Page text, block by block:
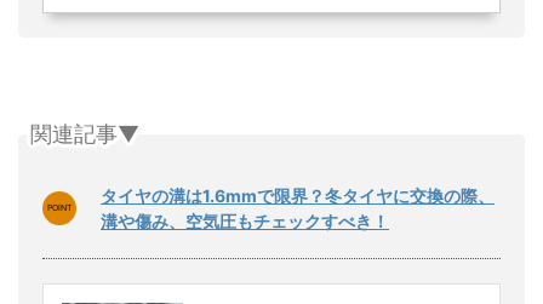
関連記事▼
タイヤの溝は1.6mmで限界？冬タイヤに交換の際、
溝や傷み、空気圧もチェックすべき！